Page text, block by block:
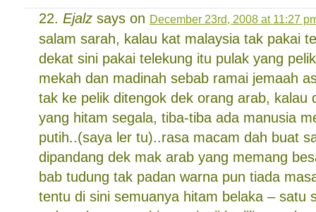
Ejalz says on December 23rd, 2008 at 11:27
salam sarah, kalau kat malaysia tak pakai
dekat sini pakai telekung itu pulak yang
mekah dan madinah sebab ramai jemaah
tak ke pelik ditengok dek orang arab, kalau
yang hitam segala, tiba-tiba ada manusia
putih..(saya ler tu)..rasa macam dah buat
dipandang dek mak arab yang memang
bab tudung tak padan warna pun tiada
tentu di sini semuanya hitam belaka – satu